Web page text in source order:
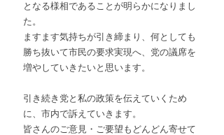
となる様相であることが明らかになりまし
た。
ますます気持ちが引き締まり、何としても
勝ち抜いて市民の要求実現へ、党の議席を
増やしていきたいと思います。
引き続き党と私の政策を伝えていくため
に、市内で訴えていきます。
皆さんのご意見・ご要望もどんどん寄せて